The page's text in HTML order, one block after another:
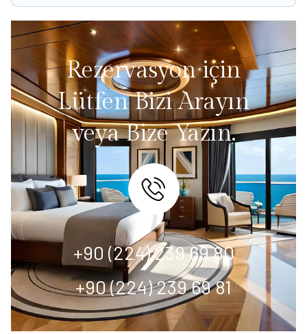
Rezervasyon için
Lütfen Bizi Arayın
veya Bize Yazın.
+90 (224) 239 69 80
+90 (224) 239 69 81